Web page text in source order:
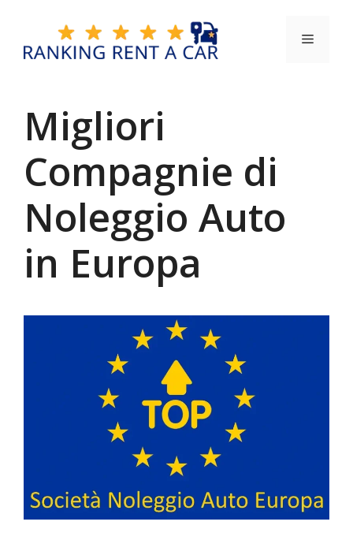
contenuto
Menu
Migliori
Compagnie di
Noleggio Auto
in Europa